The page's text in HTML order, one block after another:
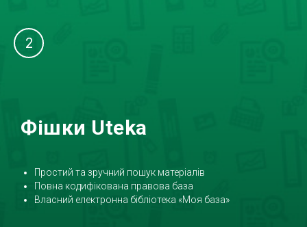
2
Фішки Uteka
Простий та зручний пошук матеріалів
Повна кодифікована правова база
Власний електронна бібліотека «Моя база»